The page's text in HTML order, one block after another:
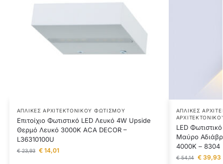
ΑΠΛΊΚΕΣ ΑΡΧΙΤΕΚΤΟΝΙΚΟΎ ΦΩΤΙΣΜΟΎ
Επιτοίχιο Φωτιστικό LED Λευκό 4W Upside
Θερμό Λευκό 3000K ACA DECOR –
L36310100U
€23,93 €14,01
ΑΠΛΊΚΕΣ
LED
Μαύρο
4000Κ – 8304
€54,14 €39,93